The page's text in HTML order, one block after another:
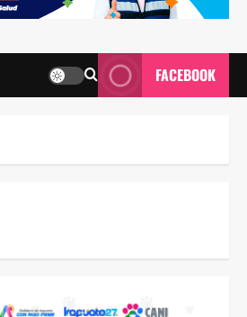
FACEBOOK